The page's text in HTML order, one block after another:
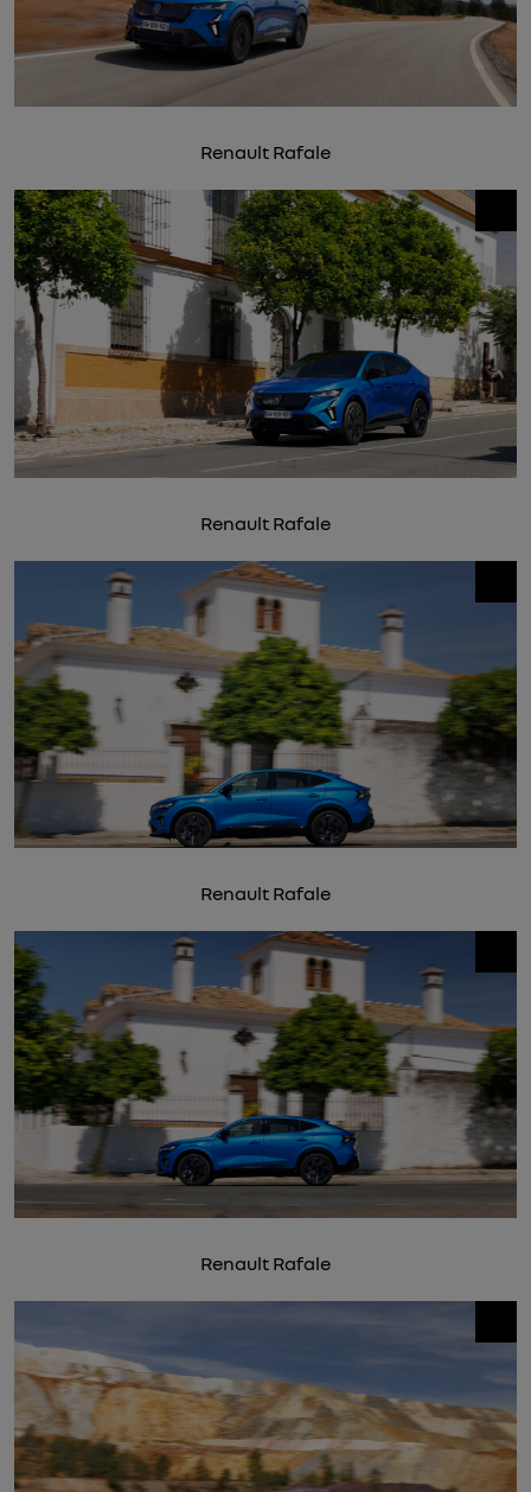
Renault Rafale
Renault Rafale
Renault Rafale
Renault Rafale